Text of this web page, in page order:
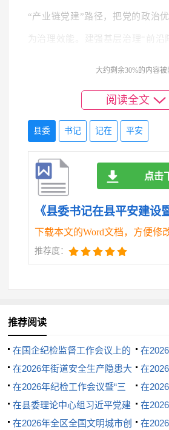
“产业链党建”路径，把党的政治
为治理效能。建强基层治理“前沿
（二）擦亮特色治理品牌成
的重要载体。要深化“一镇一品、
育更多具有*辨识度的治理品牌。
度成果。注重从传统文化中汲取
（三）激发群众参与主体意
议事厅”等平台功能，让群众从
者”。完善志愿服务积分管理、荣
发展平安志愿者、社区工作者等
大约剩余30%的内容被
阅读全文
县委 书记 记在 平安
下载本文的Word文档，方便修
推荐度：
点击
推荐阅读
在国企纪检监督工作会议上的
讲话
在
治理工
在2026年街道安全生产隐患大
排查大整治大培训大提升工作部
署会上的讲话
在
重点工
在2026年纪检工作会议暨“三
化”建设推进会上的讲话
在
作推进
在县委理论中心组习近平党建
思想专题研讨学习会上的发言材
在
安全教
在2026年全区全国文明城市创 在